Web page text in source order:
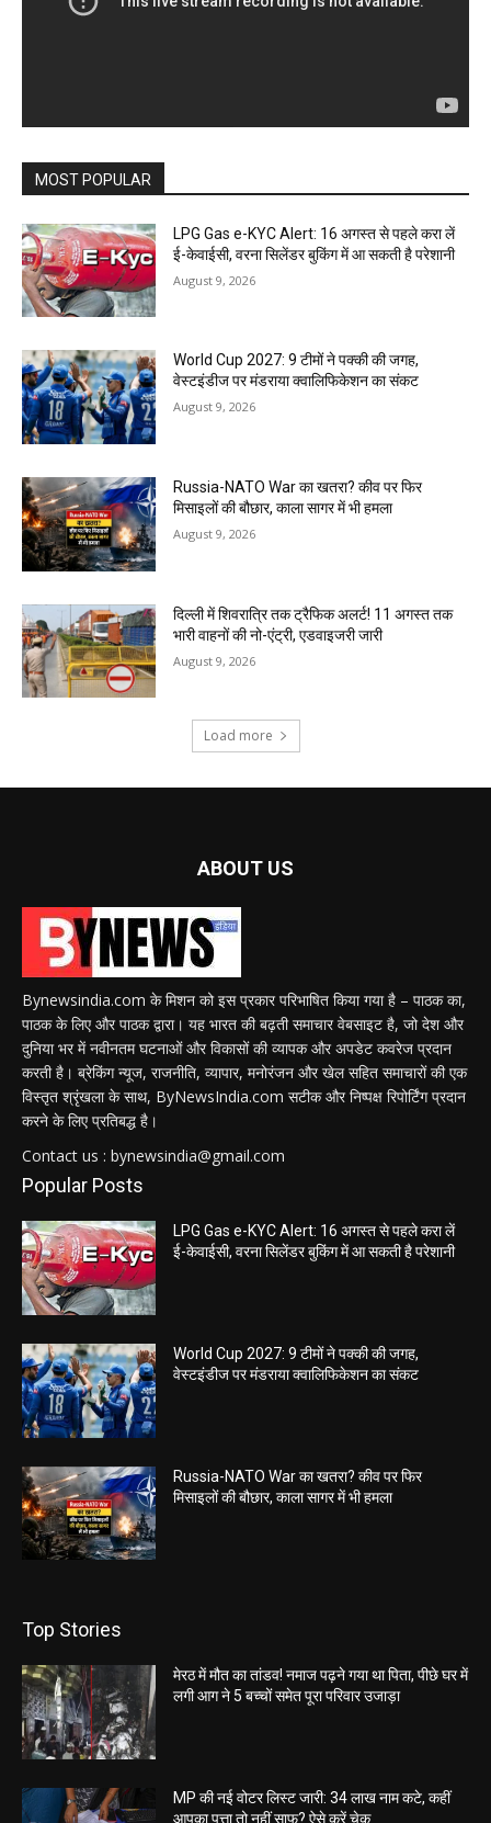
MOST POPULAR
LPG Gas e-KYC Alert: 16 अगस्त से पहले करा लें
ई-केवाईसी, वरना सिलेंडर बुकिंग में आ सकती है परेशानी
August 9, 2026
World Cup 2027: 9 टीमों ने पक्की की जगह,
वेस्टइंडीज पर मंडराया क्वालिफिकेशन का संकट
August 9, 2026
Russia-NATO War का खतरा? कीव पर फिर
मिसाइलों की बौछार, काला सागर में भी हमला
August 9, 2026
दिल्ली में शिवरात्रि तक ट्रैफिक अलर्ट! 11 अगस्त तक
भारी वाहनों की नो-एंट्री, एडवाइजरी जारी
August 9, 2026
Load more
ABOUT US
Bynewsindia.com के मिशन को इस प्रकार परिभाषित किया गया है – पाठक का,
पाठक के लिए और पाठक द्वारा। यह भारत की बढ़ती समाचार वेबसाइट है, जो देश और
दुनिया भर में नवीनतम घटनाओं और विकासों की व्यापक और अपडेट कवरेज प्रदान
करती है। ब्रेकिंग न्यूज, राजनीति, व्यापार, मनोरंजन और खेल सहित समाचारों की एक
विस्तृत श्रृंखला के साथ, ByNewsIndia.com सटीक और निष्पक्ष रिपोर्टिंग प्रदान
करने के लिए प्रतिबद्ध है।
Contact us : bynewsindia@gmail.com
Popular Posts
LPG Gas e-KYC Alert: 16 अगस्त से पहले करा लें
ई-केवाईसी, वरना सिलेंडर बुकिंग में आ सकती है परेशानी
World Cup 2027: 9 टीमों ने पक्की की जगह,
वेस्टइंडीज पर मंडराया क्वालिफिकेशन का संकट
Russia-NATO War का खतरा? कीव पर फिर
मिसाइलों की बौछार, काला सागर में भी हमला
Top Stories
मेरठ में मौत का तांडव! नमाज पढ़ने गया था पिता, पीछे घर में
लगी आग ने 5 बच्चों समेत पूरा परिवार उजाड़ा
MP की नई वोटर लिस्ट जारी: 34 लाख नाम कटे, कहीं
आपका पत्ता तो नहीं साफ? ऐसे करें चेक